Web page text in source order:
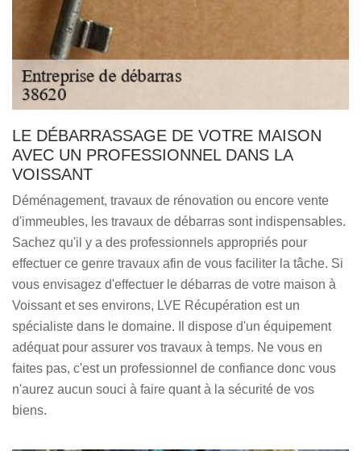
LE DÉBARRASSAGE DE VOTRE MAISON
AVEC UN PROFESSIONNEL DANS LA
VOISSANT
Déménagement, travaux de rénovation ou encore vente
d'immeubles, les travaux de débarras sont indispensables.
Sachez qu'il y a des professionnels appropriés pour
effectuer ce genre travaux afin de vous faciliter la tâche. Si
vous envisagez d'effectuer le débarras de votre maison à
Voissant et ses environs, LVE Récupération est un
spécialiste dans le domaine. Il dispose d'un équipement
adéquat pour assurer vos travaux à temps. Ne vous en
faites pas, c'est un professionnel de confiance donc vous
n'aurez aucun souci à faire quant à la sécurité de vos
biens.